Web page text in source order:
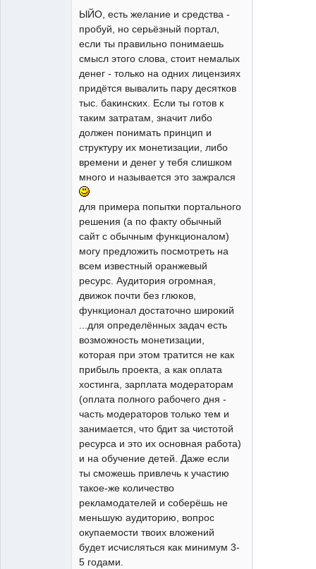
ЫЙО, есть желание и средства -
пробуй, но серьёзный портал,
если ты правильно понимаешь
смысл этого слова, стоит немалых
денег - только на одних лицензиях
придётся вывалить пару десятков
тыс. бакинских. Если ты готов к
таким затратам, значит либо
должен понимать принцип и
структуру их монетизации, либо
времени и денег у тебя слишком
много и называется это зажрался
для примера попытки портального
решения (а по факту обычный
сайт с обычным функционалом)
могу предложить посмотреть на
всем известный оранжевый
ресурс. Аудитория огромная,
движок почти без глюков,
функционал достаточно широкий
...для определённых задач есть
возможность монетизации,
которая при этом тратится не как
прибыль проекта, а как оплата
хостинга, зарплата модераторам
(оплата полного рабочего дня -
часть модераторов только тем и
занимается, что бдит за чистотой
ресурса и это их основная работа)
и на обучение детей. Даже если
ты сможешь привлечь к участию
такое-же количество
рекламодателей и соберёшь не
меньшую аудиторию, вопрос
окупаемости твоих вложений
будет исчисляться как минимум 3-
5 годами.